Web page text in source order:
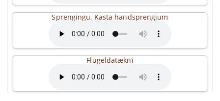
Sprengingu, Kasta handsprengjum
Flugeldatækni